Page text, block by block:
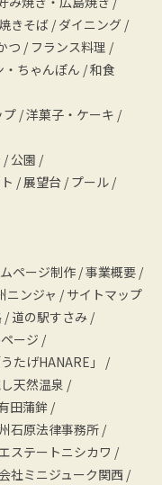
きそば / ダイニング /
つ / フランス料理 /
・ちゃんぽん /和食
プ /洋菓子・ケーキ /
/ 公園 /
/ 展望台 / プール /
ページ制作 /事業概要 /
ニンジャ / サイトマップ
/ 道の駅すさみ /
ージ /
たげHANARE」
/
天然温泉 /
田蒲鉾/
石原法律事務所 /
ステートニシカワ /
社ミニジューク関西 /